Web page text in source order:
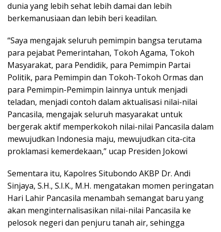
dunia yang lebih sehat lebih damai dan lebih
berkemanusiaan dan lebih beri keadilan.
“Saya mengajak seluruh pemimpin bangsa terutama
para pejabat Pemerintahan, Tokoh Agama, Tokoh
Masyarakat, para Pendidik, para Pemimpin Partai
Politik, para Pemimpin dan Tokoh-Tokoh Ormas dan
para Pemimpin-Pemimpin lainnya untuk menjadi
teladan, menjadi contoh dalam aktualisasi nilai-nilai
Pancasila, mengajak seluruh masyarakat untuk
bergerak aktif memperkokoh nilai-nilai Pancasila dalam
mewujudkan Indonesia maju, mewujudkan cita-cita
proklamasi kemerdekaan,” ucap Presiden Jokowi
Sementara itu, Kapolres Situbondo AKBP Dr. Andi
Sinjaya, S.H., S.I.K., M.H. mengatakan momen peringatan
Hari Lahir Pancasila menambah semangat baru yang
akan menginternalisasikan nilai-nilai Pancasila ke
pelosok negeri dan penjuru tanah air, sehingga